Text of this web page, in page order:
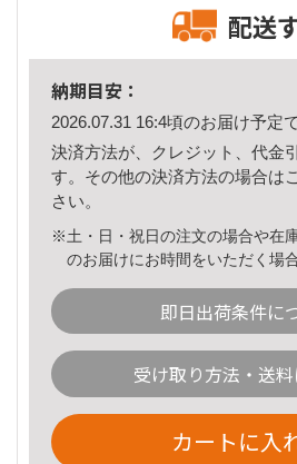
配送
納期目安：
2026.07.31 16:4頃のお届け予定で
決済方法が、クレジット、代金
す。その他の決済方法の場合は
さい。
※土・日・祝日の注文の場合や在
のお届けにお時間をいただく場
即日出荷条件に
受け取り方法・送
カートに入